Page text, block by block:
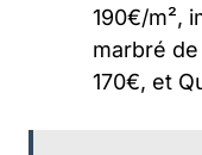
190€/m²,
marbré
170€, et